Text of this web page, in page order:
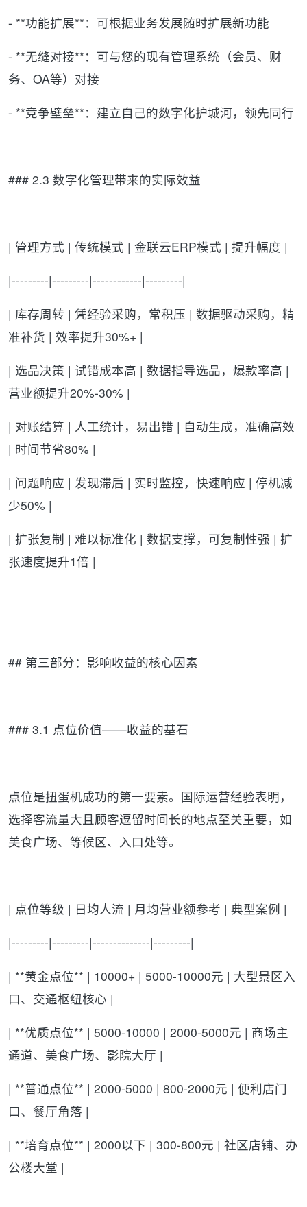
- **功能扩展**：可根据业务发展随时扩展新功能
- **无缝对接**：可与您的现有管理系统（会员、财
务、OA等）对接
- **竞争壁垒**：建立自己的数字化护城河，领先同行
### 2.3 数字化管理带来的实际效益
| 管理方式 | 传统模式 | 金联云ERP模式 | 提升幅度 |
|---------|---------|------------|---------|
| 库存周转 | 凭经验采购，常积压 | 数据驱动采购，精
准补货 | 效率提升30%+ |
| 选品决策 | 试错成本高 | 数据指导选品，爆款率高 |
营业额提升20%-30% |
| 对账结算 | 人工统计，易出错 | 自动生成，准确高效
| 时间节省80% |
| 问题响应 | 发现滞后 | 实时监控，快速响应 | 停机减
少50% |
| 扩张复制 | 难以标准化 | 数据支撑，可复制性强 | 扩
张速度提升1倍 |
## 第三部分：影响收益的核心因素
### 3.1 点位价值——收益的基石
点位是扭蛋机成功的第一要素。国际运营经验表明，
选择客流量大且顾客逗留时间长的地点至关重要，如
美食广场、等候区、入口处等。
| 点位等级 | 日均人流 | 月均营业额参考 | 典型案例 |
|---------|---------|--------------|---------|
| **黄金点位** | 10000+ | 5000-10000元 | 大型景区入
口、交通枢纽核心 |
| **优质点位** | 5000-10000 | 2000-5000元 | 商场主
通道、美食广场、影院大厅 |
| **普通点位** | 2000-5000 | 800-2000元 | 便利店门
口、餐厅角落 |
| **培育点位** | 2000以下 | 300-800元 | 社区店铺、办
公楼大堂 |